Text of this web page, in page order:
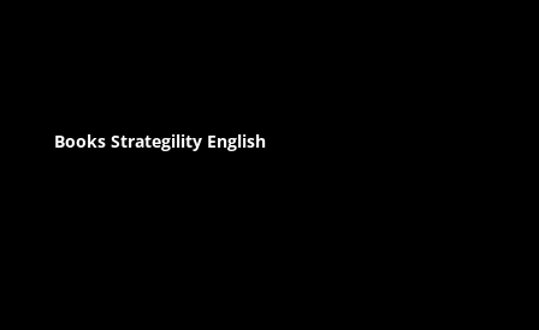
Books Strategility English